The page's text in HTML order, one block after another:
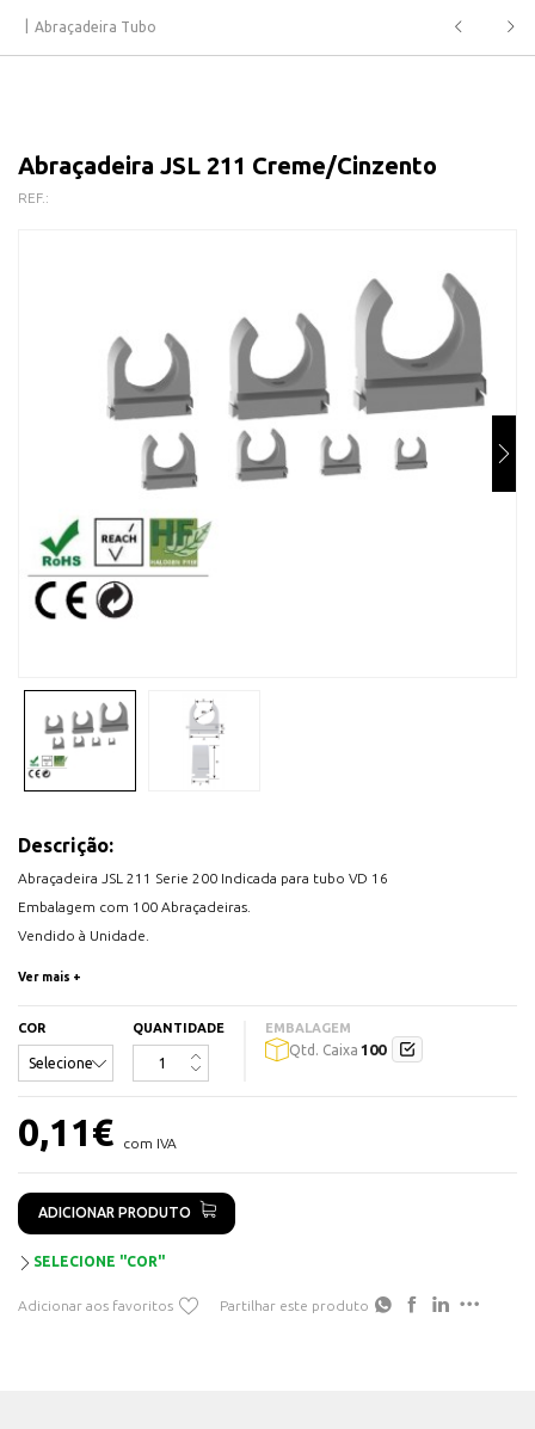
Abraçadeira Tubo
Abraçadeira JSL 211 Creme/Cinzento
REF.:
Descrição:
Abraçadeira JSL 211 Serie 200 Indicada para tubo VD 16
Embalagem com 100 Abraçadeiras.
Vendido à Unidade.
A- 21,5 B-15,3 C-10 D-25,6 E-11 F-16
Disponível na cor: Creme Cinzento.
Ver mais +
COR QUANTIDADE EMBALAGEM
Qtd. Caixa 100
0,11€ com IVA
ADICIONAR PRODUTO
SELECIONE "COR"
Adicionar aos favoritos Partilhar este produto